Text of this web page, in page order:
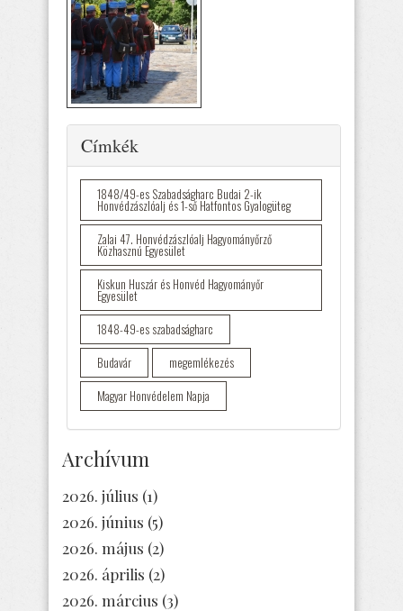
Elrejtés
Címkék
1848/49-es Szabadságharc Budai 2-ik
Honvédzászlóalj és 1-ső Hatfontos Gyalogüteg
Zalai 47. Honvédzászlóalj Hagyományőrző
Közhasznú Egyesület
Kiskun Huszár és Honvéd Hagyományőr
Egyesület
1848-49-es szabadságharc
Budavár
megemlékezés
Magyar Honvédelem Napja
Archívum
2026. július (1)
2026. június (5)
2026. május (2)
2026. április (2)
2026. március (3)